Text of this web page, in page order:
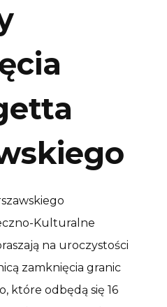
Kulturalne
na uroczystości
zamknięcia granic
które odbędą się 16